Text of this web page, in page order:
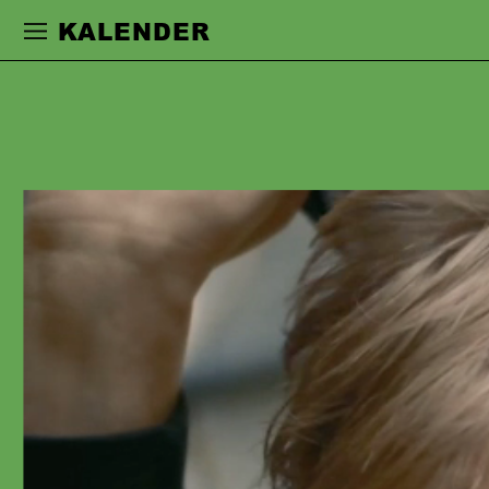
Zur Hauptnavigation springen
KALENDER
FLASSIG
studierte an der Hochschule für Musik
und Theater in Rostock. Während des
Studiums spielte er am Volkstheater
Rostock und wurde 2011 als Stipendiat
in die Studienstiftung des Deutschen
Volkes aufgenommen. Ab der Spielzeit
2013/14 war er am Schauspielhaus
Bochum engagiert und wurde 2016 mit
dem Bochumer Theaterpreis in der
Kategorie »Nachwuchs«
ausgezeichnet. Er arbeitete u. a. mit
Stephan Kimmig, Eric de Vroedt,